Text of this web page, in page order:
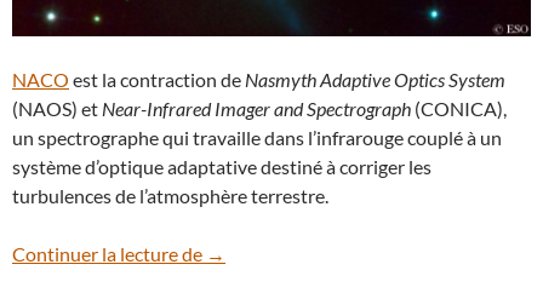
NACO est la contraction de Nasmyth Adaptive Optics System
(NAOS) et Near-Infrared Imager and Spectrograph (CONICA),
un spectrographe qui travaille dans l’infrarouge couplé à un
système d’optique adaptative destiné à corriger les
turbulences de l’atmosphère terrestre.
Continuer la lecture de ESO 593-IG 008, la fée Clochette dans
→